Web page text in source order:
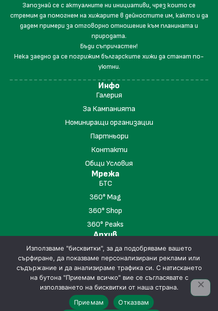
Запознай се с актуалните ни инициативи, чрез които се
стремим да помогнем на хижарите в дейностите им, както и да
дадем примери за отговорно отношение към планината и
природата.
Бъди съпричастен!
Нека заедно да се погрижим българските хижи да станат по-
уютни.
Инфо
Галерия
За Кампанията
Номиниращи организации
Партньори
Контакти
Общи Условия
Мрежа
БТС
360° Mag
360° Shop
360° Peaks
Архив
"Хижа на Годината" 2023
"Хижа на Годината" 2024
"Хижа на Годината" 2025
360° Magazine © 2026Политика за поверителност
Бисквитки
Използваме "бисквитки", за да подобряваме вашето
сърфиране, да показваме персонализирани реклами или
съдържание и да анализираме трафика си. С натискането
на бутона "Приемам всичко" вие се съгласявате с
използването на бисквитки от наша страна.
Приемам
Отказвам